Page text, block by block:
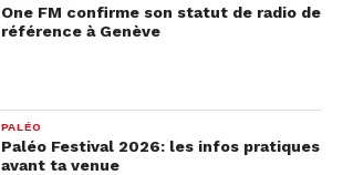
One FM confirme son statut de radio de
référence à Genève
PALÉO
Paléo Festival 2026: les infos pratiques
avant ta venue